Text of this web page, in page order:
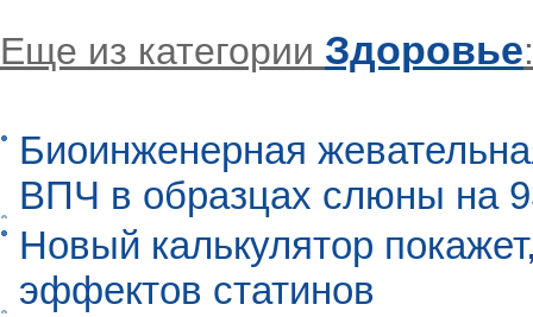
Еще из категории Здоровье:
Биоинженерная
ВПЧ в образцах слюны на
Новый калькулятор
эффектов статинов